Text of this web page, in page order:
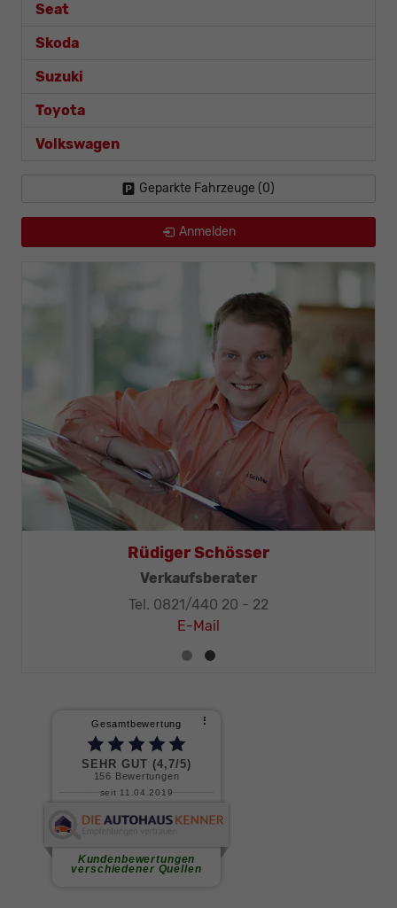
Seat
Skoda
Suzuki
Toyota
Volkswagen
Geparkte Fahrzeuge (0)
Anmelden
Rüdiger Schösser
Verkaufsberater
Tel. 0821/440 20 - 22
E-Mail